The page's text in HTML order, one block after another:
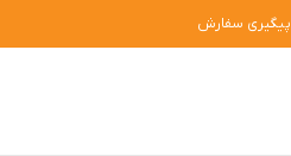
پیگیری سفارش